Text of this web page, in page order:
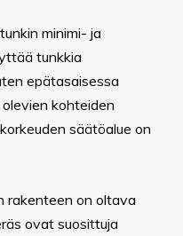
minimi- ja
tunkkia
epätasaisessa
kohteiden
säätöalue on
rakenteen on oltava
ovat suosittuja